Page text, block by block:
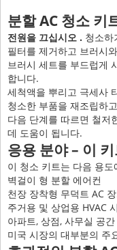
분할 AC 청소 키
전원을 끄십시오 . 청소하
필터를 제거하고 브러시
브러시 세트를 부드럽게
합니다.
세척액을 뿌리고 극세사
청소한 부품을 재조립하
다음 단계를 따르면 철저
데 도움이 됩니다.
응용 분야 – 이
이 청소 키트는 다음 용
벽걸이 형 분할 에어컨
천장 장착형 무덕트 AC
주거용 및 상업용 HVAC
아파트, 상점, 사무실 공간
미국 시장의 대부분의 주